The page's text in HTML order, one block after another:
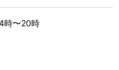
時〜20時